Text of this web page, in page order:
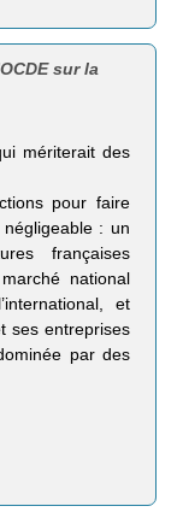
sur la
mériterait des
pour faire
: un
françaises
national
et
ses entreprises
par des